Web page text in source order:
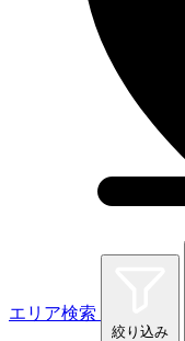
エリア検索
絞り込み